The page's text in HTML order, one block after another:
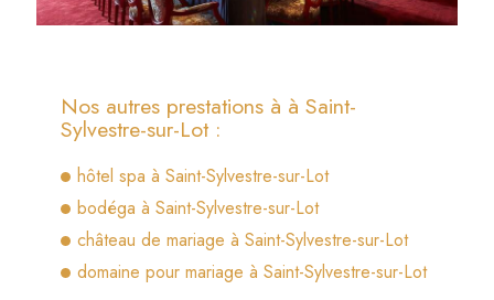
Nos autres prestations à à Saint-
Sylvestre-sur-Lot :
hôtel spa à Saint-Sylvestre-sur-Lot
bodéga à Saint-Sylvestre-sur-Lot
château de mariage à Saint-Sylvestre-sur-Lot
domaine pour mariage à Saint-Sylvestre-sur-Lot